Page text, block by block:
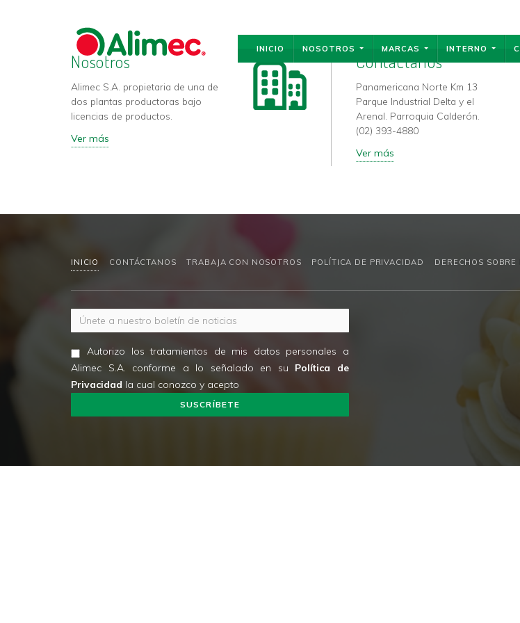
INICIO NOSOTROS MARCAS INTERNO
Nosotros
Alimec S.A. propietaria de una de
dos plantas productoras bajo
licencias de productos.
Ver más
Contáctanos
Panamericana Norte Km 13
Parque Industrial Delta y el
Arenal. Parroquia Calderón.
(02) 393-4880
Ver más
INICIO CONTÁCTANOS TRABAJA CON NOSOTROS POLÍTICA DE PRIVACIDAD DERECHOS SOBRE
Correo
electrónico
Autorizo los tratamientos de mis datos personales a
Alimec S.A. conforme a lo señalado en su Política de
Privacidad la cual conozco y acepto